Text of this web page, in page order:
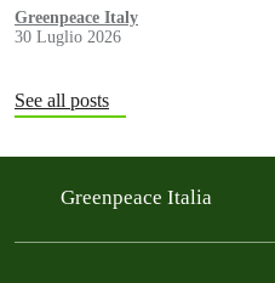
Greenpeace Italy
30 Luglio 2026
See all posts
Greenpeace Italia